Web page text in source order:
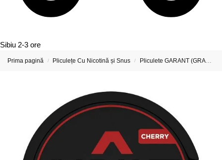
Sibiu 2-3 ore
Prima pagină / Pliculețe Cu Nicotină și Snus / Pliculete GARANT (GRANT) Cu Nicotina